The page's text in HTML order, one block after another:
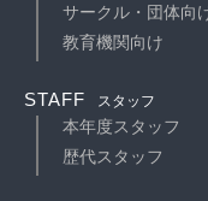
サークル・団体向
教育機関向け
STAFF スタッフ
本年度スタッフ
歴代スタッフ